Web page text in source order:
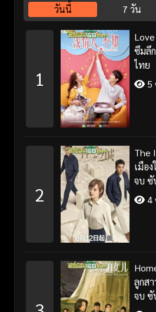
วันนี้ 7 วัน
1
ซึมลึ
ไทย
5
2
The
เมือ
จบ ซั
4
ลูกส
จบ ซั